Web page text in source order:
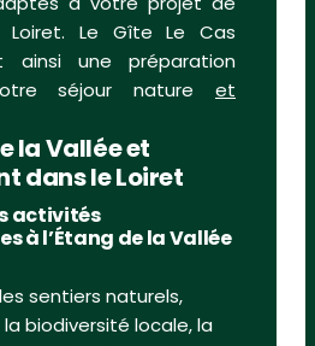
Loiret. Le Gîte Le Cas
ainsi une préparation
séjour nature et
la Vallée et
dans le Loiret
activités
à l’Étang de la Vallée
sentiers naturels,
biodiversité locale, la